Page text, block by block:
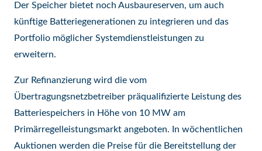
Der Speicher bietet noch Ausbaureserven, um auch
künftige Batteriegenerationen zu integrieren und das
Portfolio möglicher Systemdienstleistungen zu
erweitern.
Zur Refinanzierung wird die vom
Übertragungsnetzbetreiber präqualifizierte Leistung des
Batteriespeichers in Höhe von 10 MW am
Primärregelleistungsmarkt angeboten. In wöchentlichen
Auktionen werden die Preise für die Bereitstellung der